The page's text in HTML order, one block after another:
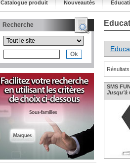
Catalogue produit Nouveautés
Recherche
SMS
Jusqu'à